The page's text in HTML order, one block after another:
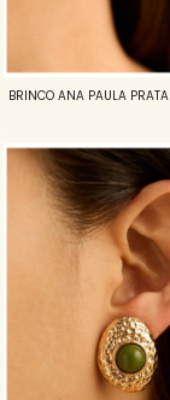
BRINCO ANA PAULA PRATA